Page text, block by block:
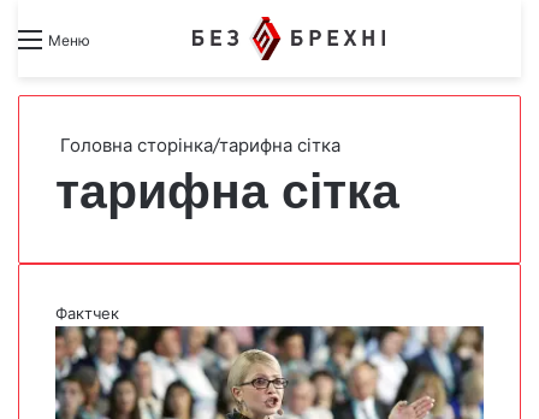
Меню Search forSwitch skin
Головна сторінка/тарифна сітка
тарифна сітка
Фактчек